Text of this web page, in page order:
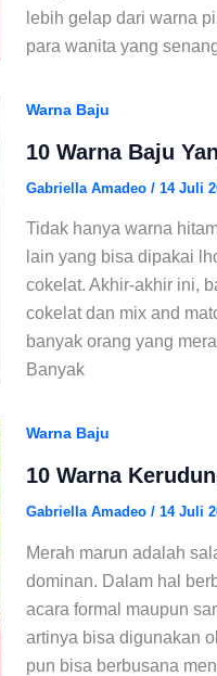
lebih gelap dari warna
para wanita yang
Warna Baju
10 Warna Baju
Gabriella Amadeo / 14 Juli
Tidak hanya warna
lain yang bisa dipakai
cokelat. Akhir-akhir ini,
cokelat dan mix and
banyak orang yang
Banyak
Warna Baju
10 Warna
Gabriella Amadeo / 14 Juli
Merah marun adalah
dominan. Dalam hal
acara formal maupun
artinya bisa digunakan
pun bisa berbusana